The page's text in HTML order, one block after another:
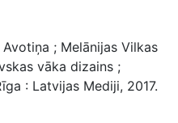
; Melānijas Vilkas
vāka dizains ;
: Latvijas Mediji, 2017.